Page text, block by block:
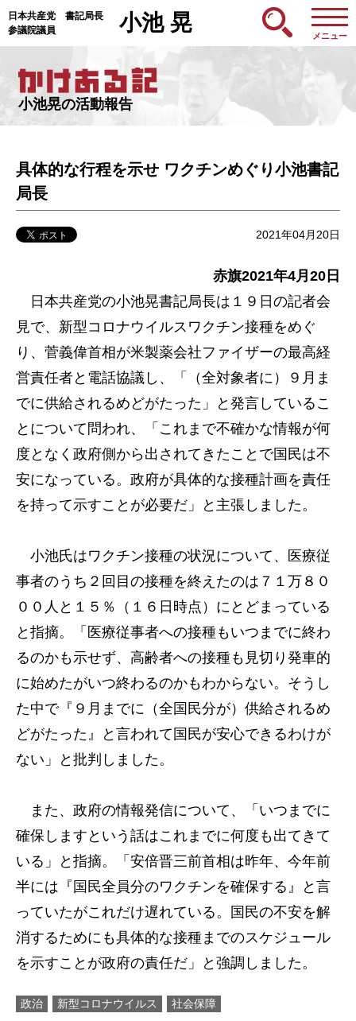
日本共産党 書記局長
参議院議員
小池 晃
メニュー
小池晃の活動報告
具体的な行程を示せ ワクチンめぐり小池書記
局長
2021年04月20日
赤旗2021年4月20日
日本共産党の小池晃書記局長は１９日の記者会
見で、新型コロナウイルスワクチン接種をめぐ
り、菅義偉首相が米製薬会社ファイザーの最高経
営責任者と電話協議し、「（全対象者に）９月ま
でに供給されるめどがたった」と発言しているこ
とについて問われ、「これまで不確かな情報が何
度となく政府側から出されてきたことで国民は不
安になっている。政府が具体的な接種計画を責任
を持って示すことが必要だ」と主張しました。
小池氏はワクチン接種の状況について、医療従
事者のうち２回目の接種を終えたのは７１万８０
００人と１５％（１６日時点）にとどまっている
と指摘。「医療従事者への接種もいつまでに終わ
るのかも示せず、高齢者への接種も見切り発車的
に始めたがいつ終わるのかもわからない。そうし
た中で『９月までに（全国民分が）供給されるめ
どがたった』と言われて国民が安心できるわけが
ない」と批判しました。
また、政府の情報発信について、「いつまでに
確保しますという話はこれまでに何度も出てきて
いる」と指摘。「安倍晋三前首相は昨年、今年前
半には『国民全員分のワクチンを確保する』と言
っていたがこれだけ遅れている。国民の不安を解
消するためにも具体的な接種までのスケジュール
を示すことが政府の責任だ」と強調しました。
政治 新型コロナウイルス 社会保障